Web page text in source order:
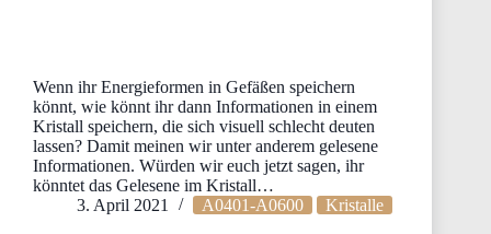
Wenn ihr Energieformen in Gefäßen speichern
könnt, wie könnt ihr dann Informationen in einem
Kristall speichern, die sich visuell schlecht deuten
lassen? Damit meinen wir unter anderem gelesene
Informationen. Würden wir euch jetzt sagen, ihr
könntet das Gelesene im Kristall…
3. April 2021
A0401-A0600 Kristalle